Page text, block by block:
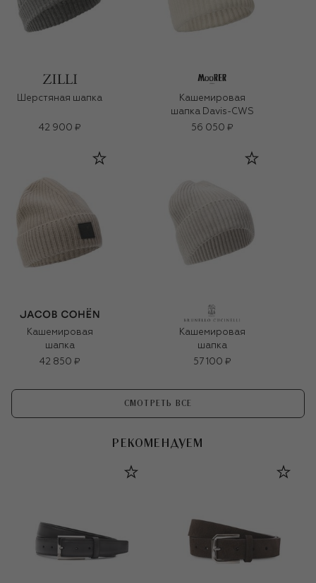
Шерстяная шапка
42 900 ₽
Кашемировая
шапка Davis-CWS
56 050 ₽
Кашемировая
шапка
42 850 ₽
Кашемировая
шапка
57 100 ₽
СМОТРЕТЬ ВСЕ
РЕКОМЕНДУЕМ